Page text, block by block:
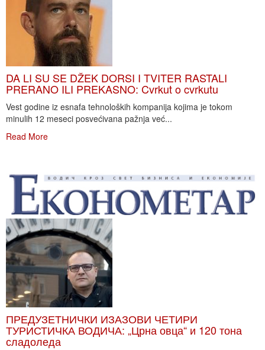
DA LI SU SE DŽEK DORSI I TVITER RASTALI
PRERANO ILI PREKASNO: Cvrkut o cvrkutu
Vest godine iz esnafa tehnoloških kompanija kojima je tokom
minulih 12 meseci posvećivana pažnja već...
Read More
ПРЕДУЗЕТНИЧКИ ИЗАЗОВИ ЧЕТИРИ
ТУРИСТИЧКА ВОДИЧА: „Црна овца“ и 120 тона
сладоледа